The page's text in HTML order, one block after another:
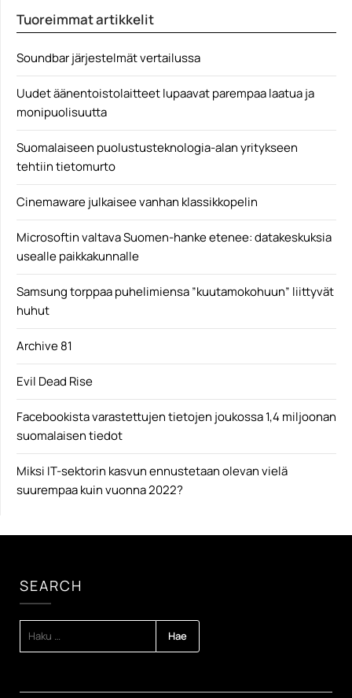
tuotannossa. Elokuvan...
Tuoreimmat artikkelit
Soundbar järjestelmät vertailussa
Uudet äänentoistolaitteet lupaavat parempaa laatua ja
monipuolisuutta
Suomalaiseen puolustusteknologia-alan yritykseen
tehtiin tietomurto
Cinemaware julkaisee vanhan klassikkopelin
Microsoftin valtava Suomen-hanke etenee: datakeskuksia
usealle paikkakunnalle
Samsung torppaa puhelimiensa ”kuutamokohuun” liittyvät
huhut
Archive 81
Evil Dead Rise
Facebookista varastettujen tietojen joukossa 1,4 miljoonan
suomalaisen tiedot
Miksi IT-sektorin kasvun ennustetaan olevan vielä
suurempaa kuin vuonna 2022?
SEARCH